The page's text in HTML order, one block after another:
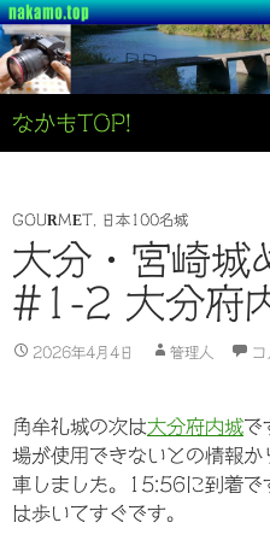
なかもTOP!
検
索
ン
ツ
へ
ス
キ
ッ
GOURMET 日本100名城
大分・宮崎城
#1-2 大分府
2026年4月4日 管理人 コ
角牟礼城の次は大分府内城で
場が使用できないとの情報
車しました。15:56に到着で
は歩いてすぐです。